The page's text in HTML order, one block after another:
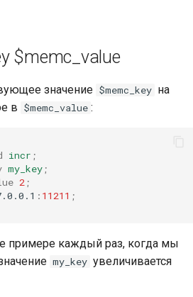
$memc_value
значение $memc_key на
в $memc_value :
incr ;
my_key ;
2 ;
: 11211 ;
примере каждый раз, когда мы
my_key увеличивается